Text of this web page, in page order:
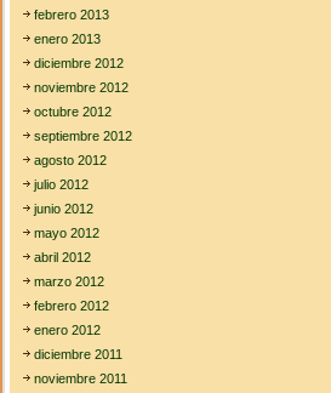
febrero 2013
enero 2013
diciembre 2012
noviembre 2012
octubre 2012
septiembre 2012
agosto 2012
julio 2012
junio 2012
mayo 2012
abril 2012
marzo 2012
febrero 2012
enero 2012
diciembre 2011
noviembre 2011